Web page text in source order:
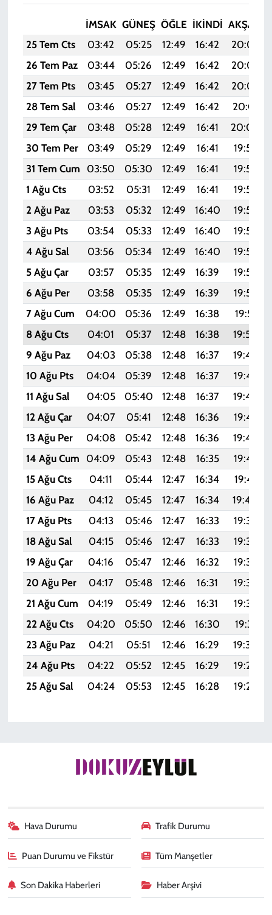
İMSAK GÜNEŞ ÖĞLE İKINDI AKŞAM
25 Tem Cts
03:42 05:25 12:49 16:42 20:04
26 Tem Paz
03:44 05:26 12:49 16:42 20:03
27 Tem Pts
03:45 05:27 12:49 16:42 20:02
28 Tem Sal
03:46 05:27 12:49 16:42 20:01
29 Tem Çar
03:48 05:28 12:49 16:41 20:00
30 Tem Per
03:49 05:29 12:49 16:41 19:59
31 Tem Cum
03:50 05:30 12:49 16:41 19:58
1 Ağu Cts
03:52 05:31 12:49 16:41 19:57
2 Ağu Paz
03:53 05:32 12:49 16:40 19:56
3 Ağu Pts
03:54 05:33 12:49 16:40 19:55
4 Ağu Sal
03:56 05:34 12:49 16:40 19:54
5 Ağu Çar
03:57 05:35 12:49 16:39 19:53
6 Ağu Per
03:58 05:35 12:49 16:39 19:52
7 Ağu Cum
04:00 05:36 12:49 16:38 19:51
8 Ağu Cts
04:01 05:37 12:48 16:38 19:50
9 Ağu Paz
04:03 05:38 12:48 16:37 19:48
10 Ağu Pts
04:04 05:39 12:48 16:37 19:47
11 Ağu Sal
04:05 05:40 12:48 16:37 19:46
12 Ağu Çar
04:07 05:41 12:48 16:36 19:45
13 Ağu Per
04:08 05:42 12:48 16:36
19:44
14 Ağu Cum
04:09 05:43 12:48 16:35 19:42
15 Ağu Cts
04:11 05:44 12:47 16:34 19:41
16 Ağu Paz
04:12 05:45 12:47 16:34 19:40
17 Ağu Pts
04:13 05:46 12:47 16:33 19:38
18 Ağu Sal
04:15 05:46 12:47 16:33 19:37
19 Ağu Çar
04:16 05:47 12:46 16:32 19:36
20 Ağu Per
04:17 05:48 12:46 16:31 19:34
21 Ağu Cum
04:19 05:49 12:46 16:31 19:33
22 Ağu Cts
04:20 05:50 12:46 16:30 19:31
23 Ağu Paz
04:21 05:51 12:46 16:29 19:30
24 Ağu Pts
04:22 05:52 12:45 16:29 19:29
25 Ağu Sal
04:24 05:53 12:45 16:28 19:27
Hava Durumu Trafik Durumu
Puan Durumu ve Fikstür Tüm Manşetler
Son Dakika Haberleri Haber Arşivi